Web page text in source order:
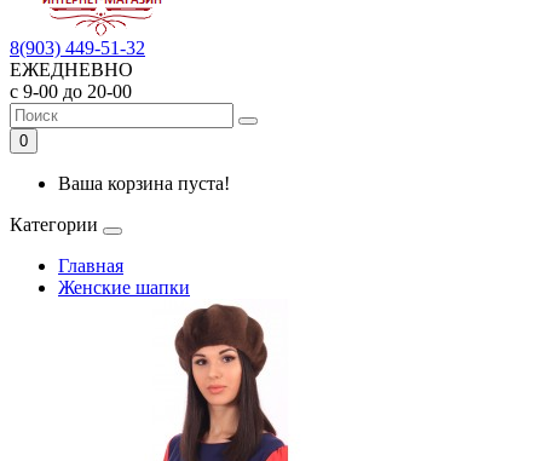
8(903) 449-51-32
ЕЖЕДНЕВНО
с 9-00 до 20-00
0
Ваша корзина пуста!
Категории
Главная
Женские шапки